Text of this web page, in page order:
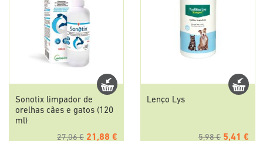
Sonotix limpador de
orelhas cães e gatos (120
ml)
27,06 € 21,88 €
Lenço Lys
5,98 € 5,41 €